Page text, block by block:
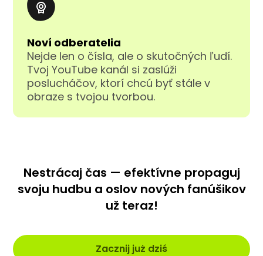
Noví odberatelia
Nejde len o čísla, ale o skutočných ľudí.
Tvoj YouTube kanál si zaslúži
poslucháčov, ktorí chcú byť stále v
obraze s tvojou tvorbou.
Nestrácaj čas — efektívne propaguj
svoju hudbu a oslov nových fanúšikov
už teraz!
Zacznij już dziś